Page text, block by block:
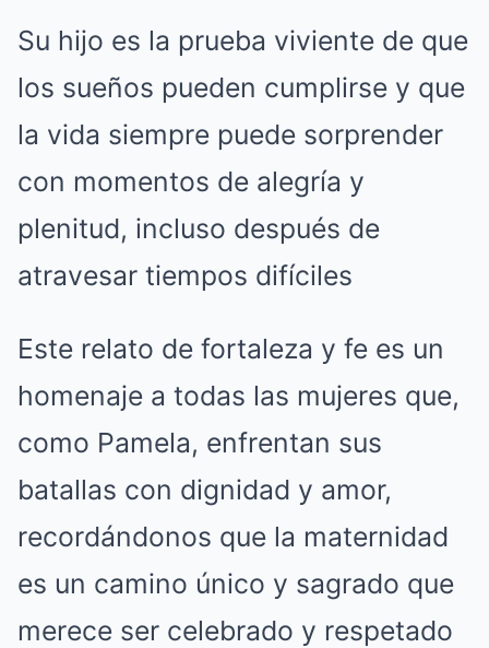
Su hijo es la prueba viviente de que
los sueños pueden cumplirse y que
la vida siempre puede sorprender
con momentos de alegría y
plenitud, incluso después de
atravesar tiempos difíciles
Este relato de fortaleza y fe es un
homenaje a todas las mujeres que,
como Pamela, enfrentan sus
batallas con dignidad y amor,
recordándonos que la maternidad
es un camino único y sagrado que
merece ser celebrado y respetado